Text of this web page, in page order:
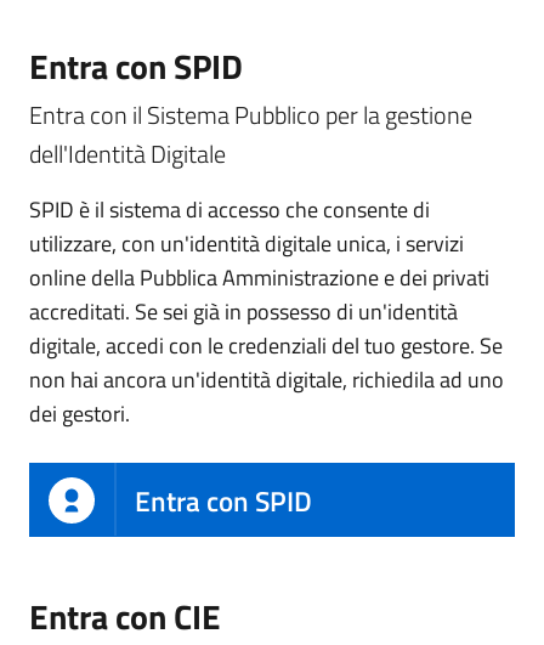
Entra con SPID
Entra con il Sistema Pubblico per la gestione
dell'Identità Digitale
SPID è il sistema di accesso che consente di
utilizzare, con un'identità digitale unica, i servizi
online della Pubblica Amministrazione e dei privati
accreditati. Se sei già in possesso di un'identità
digitale, accedi con le credenziali del tuo gestore. Se
non hai ancora un'identità digitale, richiedila ad uno
dei gestori.
Entra con SPID
Entra con CIE